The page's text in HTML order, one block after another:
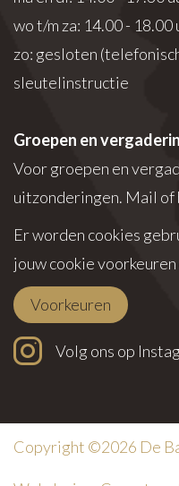
wo t/m za: 14.00 - 18.00
zo: gesloten
sleutelinstructie
Groepen en
Voor groepen en
uitzonderingen. Mail
Er worden cookies
jouw cookie
Voorkeuren
Volg ons op
Copyright ©2026 De